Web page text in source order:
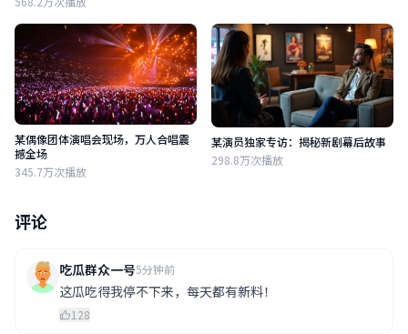
某偶像团体演唱会现场，万人合唱震
撼全场
345.7万次播放
某演员独家专访：揭秘新剧幕后故事
298.8万次播放
评论
吃瓜群众一号5分钟前
这瓜吃得我停不下来，每天都有新料！
128